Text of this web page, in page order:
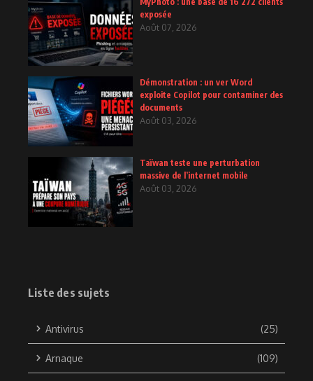
exposée
Août 07, 2026
Démonstration : un ver Word
exploite Copilot pour contaminer des
documents
Août 03, 2026
Taïwan teste une perturbation
massive de l’internet mobile
Août 03, 2026
Liste des sujets
Antivirus (25)
Arnaque (109)